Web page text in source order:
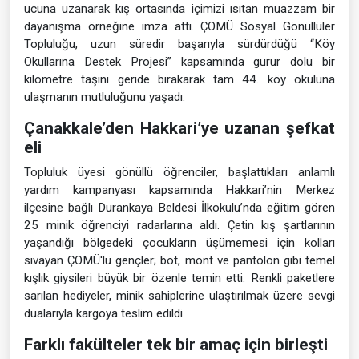
ucuna uzanarak kış ortasında içimizi ısıtan muazzam bir
dayanışma örneğine imza attı. ÇOMÜ Sosyal Gönüllüler
Topluluğu, uzun süredir başarıyla sürdürdüğü “Köy
Okullarına Destek Projesi” kapsamında gurur dolu bir
kilometre taşını geride bırakarak tam 44. köy okuluna
ulaşmanın mutluluğunu yaşadı.
Çanakkale’den Hakkari’ye uzanan şefkat
eli
Topluluk üyesi gönüllü öğrenciler, başlattıkları anlamlı
yardım kampanyası kapsamında Hakkari’nin Merkez
ilçesine bağlı Durankaya Beldesi İlkokulu’nda eğitim gören
25 minik öğrenciyi radarlarına aldı. Çetin kış şartlarının
yaşandığı bölgedeki çocukların üşümemesi için kolları
sıvayan ÇOMÜ'lü gençler; bot, mont ve pantolon gibi temel
kışlık giysileri büyük bir özenle temin etti. Renkli paketlere
sarılan hediyeler, minik sahiplerine ulaştırılmak üzere sevgi
dualarıyla kargoya teslim edildi.
Farklı fakülteler tek bir amaç için birleşti